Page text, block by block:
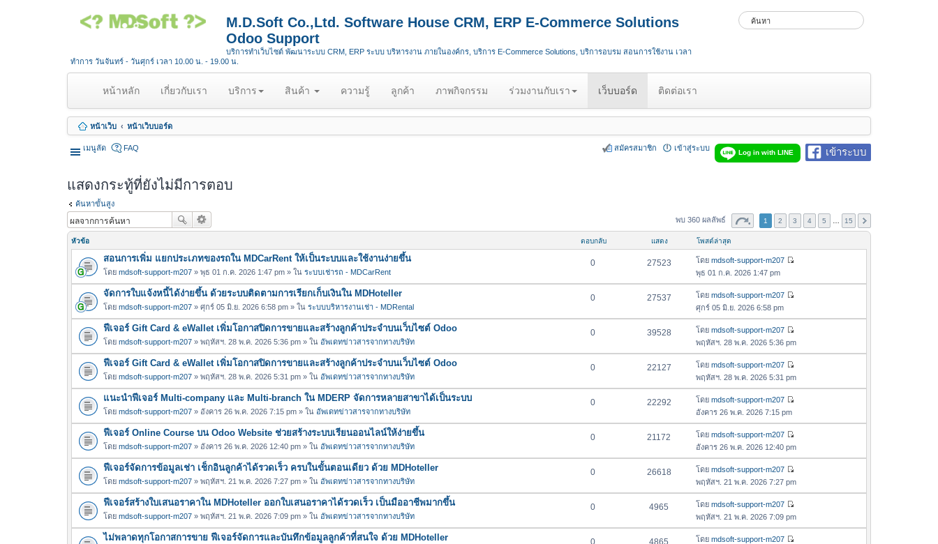
M.D.Soft Co.,Ltd. Software House CRM, ERP E-Commerce Solutions
Odoo Support
บริการทำเว็บไซต์ พัฒนาระบบ CRM, ERP ระบบ บริหารงาน ภายในองค์กร, บริการ E-Commerce Solutions, บริการอบรม สอนการใช้งาน เวลา
ทำการ วันจันทร์ - วันศุกร์ เวลา 10.00 น. - 19.00 น.
หน้าหลัก(
u
r
n
t
เกี่ยวกับเรา บริการ สินค้า ความรู้ ลูกค้า ภาพกิจกรรม ร่วมงานกับเรา เว็บบอร์ด ติดต่อเรา
หน้าเว็บ หน้าเว็บบอร์ด
เมนูลัด เข้าระบบ
Log in with LINE
FAQ เข้าสู่ระบบ
สมัครสมาชิก
แสดงกระทู้ที่ยังไม่มีการตอบ
ค้นหาขั้นสูง
พบ 360 ผลลัพธ์
1 2 3 4 5 15
หัวข้อ ตอบกลับ แสดง โพสต์ล่าสุด
สอนการเพิ่ม แยกประเภทของรถใน MDCarRent ให้เป็นระบบและใช้งานง่ายขึ้น
โดย mdsoft-support-m207 » พุธ 01 ก.ค. 2026 1:47 pm » ใน ระบบเช่ารถ - MDCarRent
0 27523 โดย mdsoft-support-m207
ข้
ว
ม
ล่
สุ
พุธ 01 ก.ค. 2026 1:47 pm
จัดการใบแจ้งหนี้ได้ง่ายขึ้น ด้วยระบบติดตามการเรียกเก็บเงินใน MDHoteller
โดย mdsoft-support-m207 » ศุกร์ 05 มิ.ย. 2026 6:58 pm » ใน ระบบบริหารงานเช่า - MDRental
0 27537 โดย mdsoft-support-m207
ข้
ค
ว
ม
ล่
ศุกร์ 05 มิ.ย. 2026 6:58 pm
ฟีเจอร์ Gift Card & eWallet เพิ่มโอกาสปิดการขายและสร้างลูกค้าประจำบนเว็บไซต์ Odoo
โดย mdsoft-support-m207 » พฤหัสฯ. 28 พ.ค. 2026 5:36 pm » ใน อัพเดทข่าวสารจากทางบริษัท
0 39528 โดย mdsoft-support-m207
ข้
ค
ว
ล่
สุ
พฤหัสฯ. 28 พ.ค. 2026 5:36 pm
ฟีเจอร์ Gift Card & eWallet เพิ่มโอกาสปิดการขายและสร้างลูกค้าประจำบนเว็บไซต์ Odoo
โดย mdsoft-support-m207 » พฤหัสฯ. 28 พ.ค. 2026 5:31 pm » ใน อัพเดทข่าวสารจากทางบริษัท
0 22127 โดย mdsoft-support-m207
ข้
ว
ม
ล่
สุ
พฤหัสฯ. 28 พ.ค. 2026 5:31 pm
แนะนำฟีเจอร์ Multi-company และ Multi-branch ใน MDERP จัดการหลายสาขาได้เป็นระบบ
โดย mdsoft-support-m207 » อังคาร 26 พ.ค. 2026 7:15 pm » ใน อัพเดทข่าวสารจากทางบริษัท
0 22292 โดย mdsoft-support-m207
ข้
ค
ว
ม
ล่
สุ
อังคาร 26 พ.ค. 2026 7:15 pm
ฟีเจอร์ Online Course บน Odoo Website ช่วยสร้างระบบเรียนออนไลน์ให้ง่ายขึ้น
โดย mdsoft-support-m207 » อังคาร 26 พ.ค. 2026 12:40 pm » ใน อัพเดทข่าวสารจากทางบริษัท
0 21172 โดย mdsoft-support-m207
ข้
ค
ว
ม
ล่
อังคาร 26 พ.ค. 2026 12:40 pm
ฟีเจอร์จัดการข้อมูลเช่า เช็กอินลูกค้าได้รวดเร็ว ครบในขั้นตอนเดียว ด้วย MDHoteller
โดย mdsoft-support-m207 » พฤหัสฯ. 21 พ.ค. 2026 7:27 pm » ใน อัพเดทข่าวสารจากทางบริษัท
0 26618 โดย mdsoft-support-m207
ข้
ค
ว
พฤหัสฯ. 21 พ.ค. 2026 7:27 pm
ฟีเจอร์สร้างใบเสนอราคาใน MDHoteller ออกใบเสนอราคาได้รวดเร็ว เป็นมืออาชีพมากขึ้น
โดย mdsoft-support-m207 » พฤหัสฯ. 21 พ.ค. 2026 7:09 pm » ใน อัพเดทข่าวสารจากทางบริษัท
0 4965 โดย mdsoft-support-m207
ข้
พฤหัสฯ. 21 พ.ค. 2026 7:09 pm
ไม่พลาดทุกโอกาสการขาย ฟีเจอร์จัดการและบันทึกข้อมูลลูกค้าที่สนใจ ด้วย MDHoteller 0 4865 โดย mdsoft-support-m207